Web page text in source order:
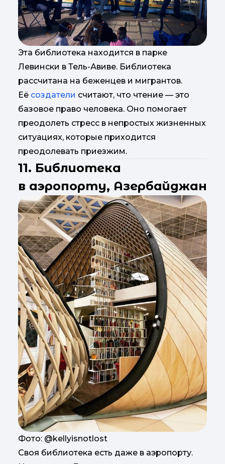
Эта библиотека находится в парке
Левински в Тель-Авиве. Библиотека
рассчитана на беженцев и мигрантов.
Её создатели считают, что чтение — это
базовое право человека. Оно помогает
преодолеть стресс в непростых жизненных
ситуациях, которые приходится
преодолевать приезжим.
11. Библиотека
в аэропорту, Азербайджан
Фото: @kellyisnotlost
Своя библиотека есть даже в аэропорту.